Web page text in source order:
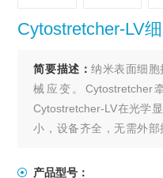
Cytostretcher-LV
简要描述：纳米表面细
械应变。Cytostretcher
Cytostretcher-LV在光学
小，设备齐全，无需外
室，或具有仿生纳米级
产品型号：